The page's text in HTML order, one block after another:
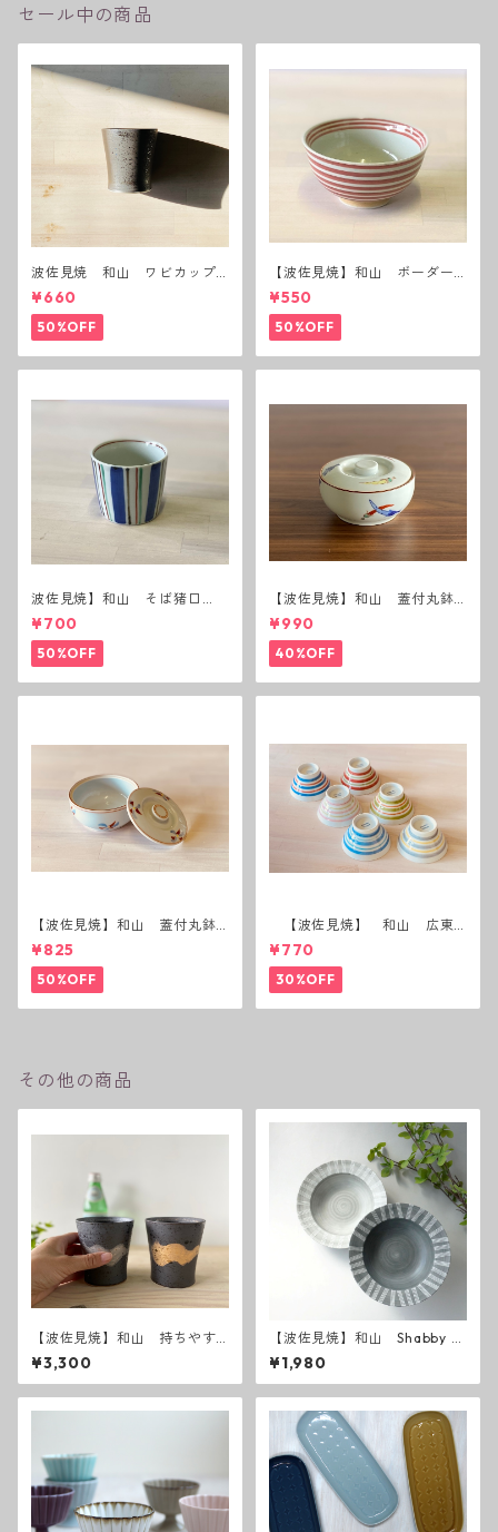
セール中の商品
波佐見焼 和山 ワビカップ
黒錆 3種(アウトレット）
¥660
50%OFF
【波佐見焼】和山 ボーダー
茶碗 赤
¥550
50%OFF
波佐見焼】和山 そば猪口
（十草）
¥700
50%OFF
【波佐見焼】和山 蓋付丸鉢
(唐辛子)
¥990
40%OFF
【波佐見焼】和山 蓋付丸鉢
(花絵)
¥825
50%OFF
【波佐見焼】 和山 広東
碗 二色ボーダー 全6パター
ン
¥770
30%OFF
その他の商品
【波佐見焼】和山 持ちやす
さ抜群の焼酎カップ 刷
毛 波佐見焼
¥3,300
【波佐見焼】和山 Shabby c
hic style ボウルM ( ダーク
グレー ／ ライトグレー ）
¥1,980